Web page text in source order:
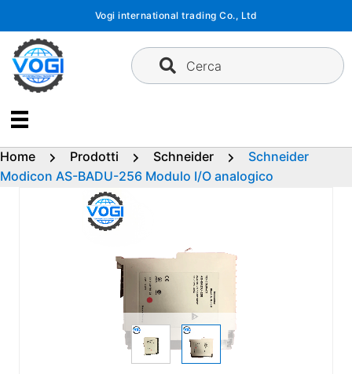
contenuto
Vogi international trading Co., Ltd
Cerca
Home Prodotti Schneider
Schneider
Modicon AS-BADU-256 Modulo I/O analogico